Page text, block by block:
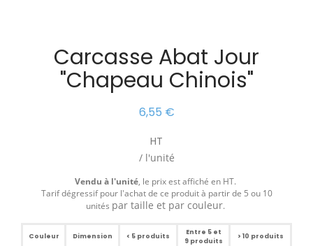
Carcasse Abat Jour
"Chapeau Chinois"
6,55 €
HT
/ l'unité
Vendu à l'unité, le prix est affiché en HT.
Tarif dégressif pour l'achat de ce produit à partir de 5 ou 10
unités par taille et par couleur.
Couleur Dimension < 5 produits
Entre 5 et
9 produits
> 10 produits